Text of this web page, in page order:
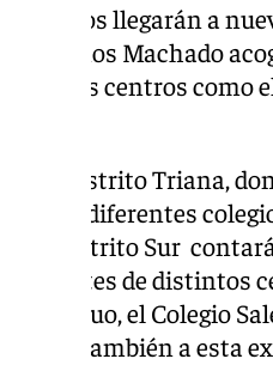
llegarán a
Machado
de otros centros como
el Distrito Triana,
de diferentes
el Distrito Sur
de distintos
Antiguo, el Colegio
también a esta